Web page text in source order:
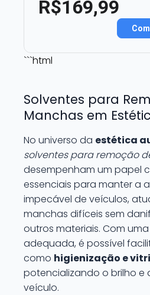
R$169,99
```html
Solventes para
Manchas em
No universo da estética
solventes para remoção
desempenham um papel
essenciais para manter a
impecável de veículos,
manchas difíceis sem
outros materiais. Com
adequada, é possível
como higienização e
potencializando o brilho e
veículo.